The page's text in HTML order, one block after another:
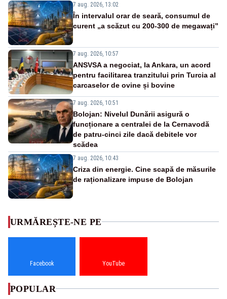
7 aug. 2026, 13:02
În intervalul orar de seară, consumul de
curent „a scăzut cu 200-300 de megawați”
7 aug. 2026, 10:57
ANSVSA a negociat, la Ankara, un acord
pentru facilitarea tranzitului prin Turcia al
carcaselor de ovine și bovine
7 aug. 2026, 10:51
Bolojan: Nivelul Dunării asigură o
funcționare a centralei de la Cernavodă
de patru-cinci zile dacă debitele vor
scădea
7 aug. 2026, 10:43
Criza din energie. Cine scapă de măsurile
de raționalizare impuse de Bolojan
URMĂREȘTE-NE PE
Facebook YouTube
POPULAR